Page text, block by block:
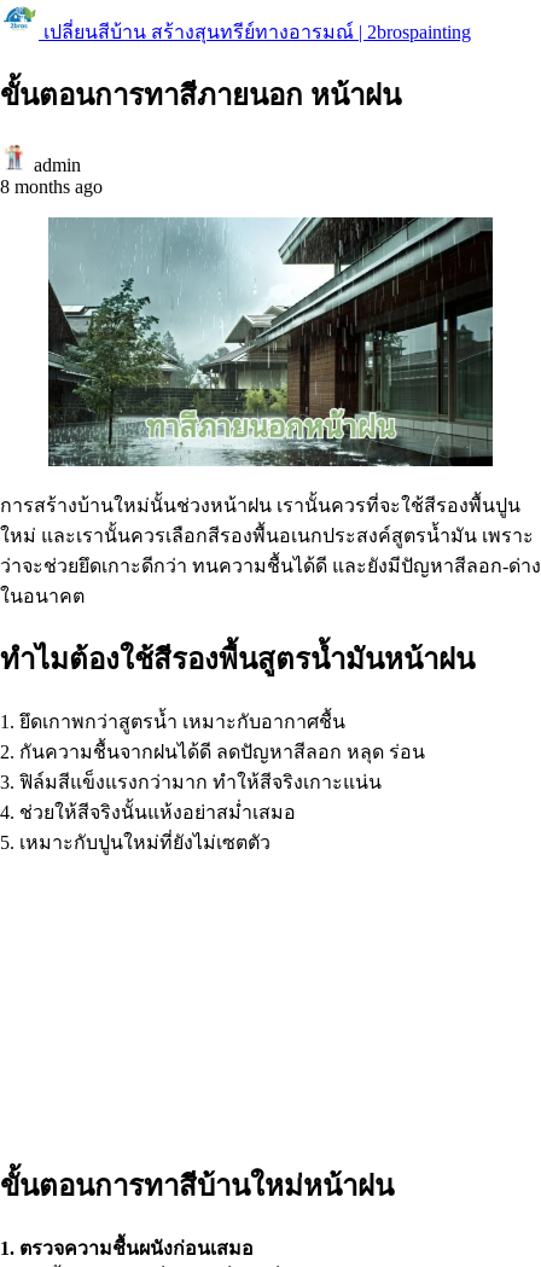
เปลี่ยนสีบ้าน สร้างสุนทรีย์ทางอารมณ์ | 2brospainting
ขั้นตอนการทาสีภายนอก หน้าฝน
admin
8 months ago
การสร้างบ้านใหม่นั้นช่วงหน้าฝน เรานั้นควรที่จะใช้สีรองพื้นปูน
ใหม่ และเรานั้นควรเลือกสีรองพื้นอเนกประสงค์สูตรน้ำมัน เพราะ
ว่าจะช่วยยึดเกาะดีกว่า ทนความชื้นได้ดี และยังมีปัญหาสีลอก-ด่าง
ในอนาคต
ทำไมต้องใช้สีรองพื้นสูตรน้ำมันหน้าฝน
1. ยึดเกาพกว่าสูตรน้ำ เหมาะกับอากาศชื้น
2. กันความชื้นจากฝนได้ดี ลดปัญหาสีลอก หลุด ร่อน
3. ฟิล์มสีแข็งแรงกว่ามาก ทำให้สีจริงเกาะแน่น
4. ช่วยให้สีจริงนั้นแห้งอย่าสม่ำเสมอ
5. เหมาะกับปูนใหม่ที่ยังไม่เซตตัว
ขั้นตอนการทาสีบ้านใหม่หน้าฝน
1. ตรวจความชื้นผนังก่อนเสมอ